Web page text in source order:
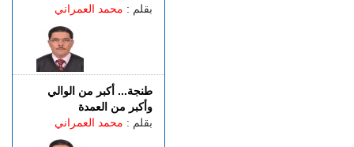
بقلم : محمد العمراني
طنجة... أكبر من الوالي
وأكبر من العمدة
بقلم : محمد العمراني